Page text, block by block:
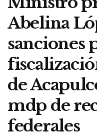
Abelina
sanciones
de
mdp de
federales